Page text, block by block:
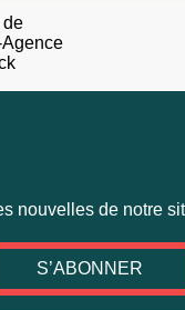
nouvelles de notre
S’ABONNER